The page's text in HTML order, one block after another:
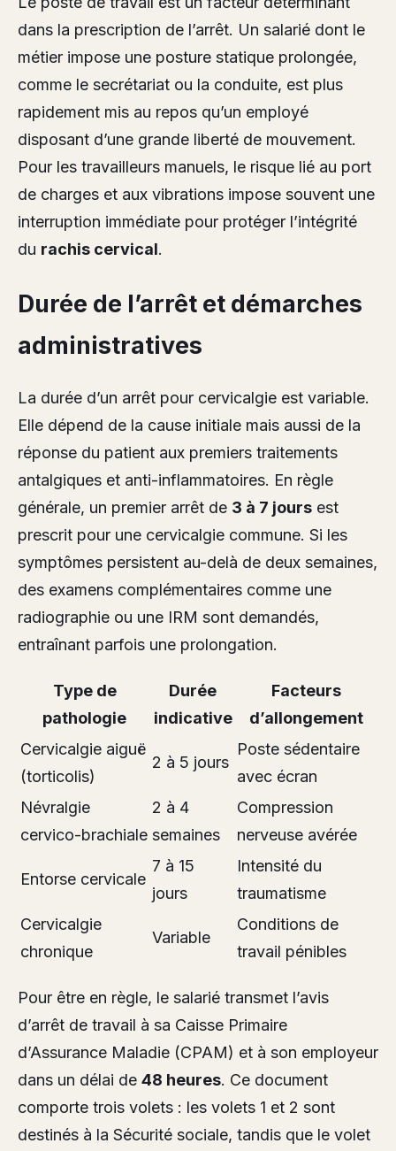
dans la prescription de l’arrêt. Un salarié dont le
métier impose une posture statique prolongée,
comme le secrétariat ou la conduite, est plus
rapidement mis au repos qu’un employé
disposant d’une grande liberté de mouvement.
Pour les travailleurs manuels, le risque lié au port
de charges et aux vibrations impose souvent une
interruption immédiate pour protéger l’intégrité
du rachis cervical.
Durée de l’arrêt et démarches
administratives
La durée d’un arrêt pour cervicalgie est variable.
Elle dépend de la cause initiale mais aussi de la
réponse du patient aux premiers traitements
antalgiques et anti-inflammatoires. En règle
générale, un premier arrêt de 3 à 7 jours est
prescrit pour une cervicalgie commune. Si les
symptômes persistent au-delà de deux semaines,
des examens complémentaires comme une
radiographie ou une IRM sont demandés,
entraînant parfois une prolongation.
Type de
pathologie
Durée
indicative
Facteurs
d’allongement
Cervicalgie aiguë
(torticolis)
2 à 5 jours
Poste sédentaire
avec écran
Névralgie
cervico-brachiale
2 à 4
semaines
Compression
nerveuse avérée
Entorse cervicale
7 à 15
jours
Intensité du
traumatisme
Cervicalgie
chronique
Variable
Conditions de
travail pénibles
Pour être en règle, le salarié transmet l’avis
d’arrêt de travail à sa Caisse Primaire
d’Assurance Maladie (CPAM) et à son employeur
dans un délai de 48 heures. Ce document
comporte trois volets : les volets 1 et 2 sont
destinés à la Sécurité sociale, tandis que le volet